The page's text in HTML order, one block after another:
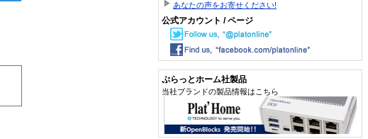
あなたの声をお寄せください!
公式アカウント / ページ
ぷらっとホーム社製品
当社ブランドの製品情報はこちら